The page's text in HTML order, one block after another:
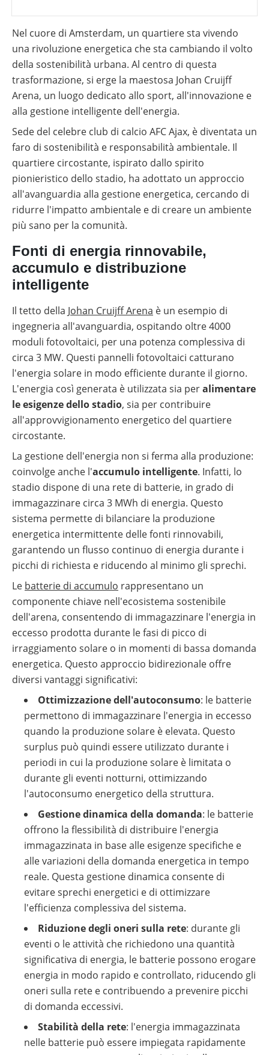
Cataloghi
su
materiale
fotovoltaico
Calcolatore
di
autoconsumo
coupling
di
ricarica
Panoramica
Wallbox
e
stazioni
di
ricarica
per
veicoli
elettrici
Supporto
tuo
lavoro
quotidiano
di
Strumenti
di
progettazione
e
stazioni
di
ricarica
per
veicoli
elettrici
Calcolatore
autoconsumo
fotovoltaico
Batterie
compatibili
inverter
Tabelle
materiale
fotovoltaico
Cataloghi
Memodo
su
materiale
fotovoltaico
Italia
Nel cuore di Amsterdam, un quartiere sta vivendo
una rivoluzione energetica che sta cambiando il volto
della sostenibilità urbana. Al centro di questa
trasformazione, si erge la maestosa Johan Cruijff
Arena, un luogo dedicato allo sport, all'innovazione e
alla gestione intelligente dell'energia.
Sede del celebre club di calcio AFC Ajax, è diventata un
faro di sostenibilità e responsabilità ambientale. Il
quartiere circostante, ispirato dallo spirito
pionieristico dello stadio, ha adottato un approccio
all'avanguardia alla gestione energetica, cercando di
ridurre l'impatto ambientale e di creare un ambiente
più sano per la comunità.
Fonti di energia rinnovabile,
accumulo e distribuzione
intelligente
Il tetto della Johan Cruijff Arena è un esempio di
ingegneria all'avanguardia, ospitando oltre 4000
moduli fotovoltaici, per una potenza complessiva di
circa 3 MW. Questi pannelli fotovoltaici catturano
l'energia solare in modo efficiente durante il giorno.
L'energia così generata è utilizzata sia peralimentare
le esigenze dello stadio, sia per contribuire
all'approvvigionamento energetico del quartiere
circostante.
La gestione dell'energia non si ferma alla produzione:
coinvolge anche l'accumulo intelligente. Infatti, lo
stadio dispone di una rete di batterie, in grado di
immagazzinare circa 3 MWh di energia. Questo
sistema permette di bilanciare la produzione
energetica intermittente delle fonti rinnovabili,
garantendo un flusso continuo di energia durante i
picchi di richiesta e riducendo al minimo gli sprechi.
Le batterie di accumulo rappresentano un
componente chiave nell'ecosistema sostenibile
dell'arena, consentendo di immagazzinare l'energia in
eccesso prodotta durante le fasi di picco di
irraggiamento solare o in momenti di bassa domanda
energetica. Questo approccio bidirezionale offre
diversi vantaggi significativi:
Ottimizzazione dell'autoconsumo: le batterie
permettono di immagazzinare l'energia in eccesso
quando la produzione solare è elevata. Questo
surplus può quindi essere utilizzato durante i
periodi in cui la produzione solare è limitata o
durante gli eventi notturni, ottimizzando
l'autoconsumo energetico della struttura.
Gestione dinamica della domanda: le batterie
offrono la flessibilità di distribuire l'energia
immagazzinata in base alle esigenze specifiche e
alle variazioni della domanda energetica in tempo
reale. Questa gestione dinamica consente di
evitare sprechi energetici e di ottimizzare
l'efficienza complessiva del sistema.
Riduzione degli oneri sulla rete: durante gli
eventi o le attività che richiedono una quantità
significativa di energia, le batterie possono erogare
energia in modo rapido e controllato, riducendo gli
oneri sulla rete e contribuendo a prevenire picchi
di domanda eccessivi.
Stabilità della rete: l'energia immagazzinata
nelle batterie può essere impiegata rapidamente